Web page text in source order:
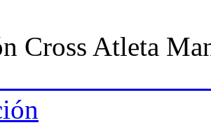
Cross Atleta